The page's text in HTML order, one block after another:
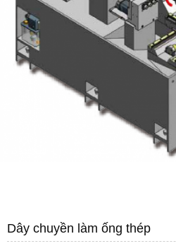
Dây chuyền làm ống thép